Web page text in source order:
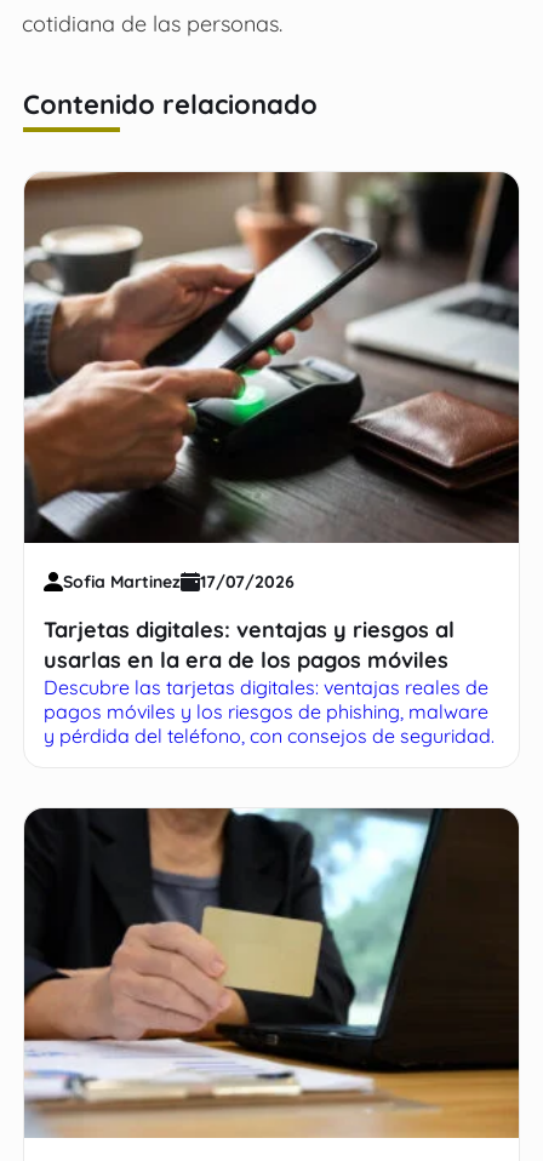
cotidiana de las personas.
Contenido relacionado
Sofia Martinez 17/07/2026
Tarjetas digitales: ventajas y riesgos al
usarlas en la era de los pagos móviles
Descubre las tarjetas digitales: ventajas reales de
pagos móviles y los riesgos de phishing, malware
y pérdida del teléfono, con consejos de seguridad.